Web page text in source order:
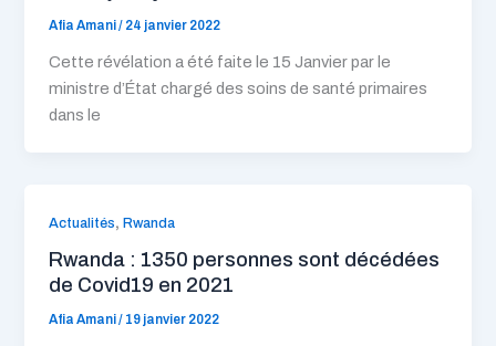
Afia Amani/ 24 janvier 2022
Cette révélation a été faite le 15 Janvier par le
ministre d’État chargé des soins de santé primaires
dans le
Actualités,Rwanda
Rwanda : 1350 personnes sont décédées
de Covid19 en 2021
Afia Amani/ 19 janvier 2022